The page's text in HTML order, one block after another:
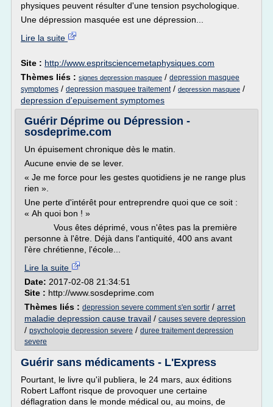
physiques peuvent résulter d'une tension psychologique.
Une dépression masquée est une dépression...
Lire la suite
Site : http://www.espritsciencemetaphysiques.com
Thèmes liés : signes depression masquee / depression masquee
symptomes / depression masquee traitement/ depression masquee /
depression d'epuisement symptomes
Guérir Déprime ou Dépression -
sosdeprime.com
Un épuisement chronique dès le matin.
Aucune envie de se lever.
« Je me force pour les gestes quotidiens je ne range plus
rien ».
Une perte d'intérêt pour entreprendre quoi que ce soit :
« Ah quoi bon ! »
Vous êtes déprimé, vous n'êtes pas la première
personne à l'être. Déjà dans l'antiquité, 400 ans avant
l'ère chrétienne, l'école...
Lire la suite
Date: 2017-02-08 21:34:51
Site : http://www.sosdeprime.com
Thèmes liés : depression severe comment s'en sortir / arret
maladie depression cause travail / causes severe depression
/ psychologie depression severe / duree traitement depression
severe
Guérir sans médicaments - L'Express
Pourtant, le livre qu'il publiera, le 24 mars, aux éditions
Robert Laffont risque de provoquer une certaine
déflagration dans le monde médical ou, au moins, de